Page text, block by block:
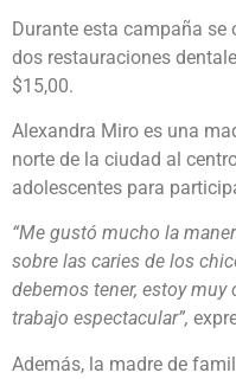
Durante esta campaña
dos restauraciones
$15,00.
Alexandra Miro es una
norte de la ciudad al
adolescentes para
“Me gustó mucho la
sobre las caries de los
debemos tener, estoy
trabajo espectacular”,
Además, la madre de